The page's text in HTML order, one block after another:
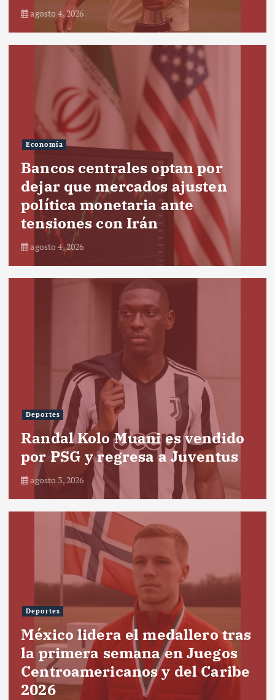
agosto 4, 2026
Economía
Bancos centrales optan por
dejar que mercados ajusten
política monetaria ante
tensiones con Irán
agosto 4, 2026
Deportes
Randal Kolo Muani es vendido
por PSG y regresa a Juventus
agosto 3, 2026
Deportes
México lidera el medallero tras
la primera semana en Juegos
Centroamericanos y del Caribe
2026